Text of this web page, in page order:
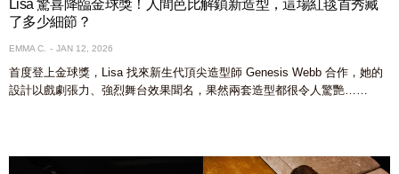
Lisa 驚喜降臨金球獎！人間芭比解鎖新造型，這場紅毯首秀藏
了多少細節？
EMMA C. JAN 12, 2026
首度登上金球獎，Lisa 找來新生代頂尖造型師 Genesis Webb 合作，她的
設計以戲劇張力、強烈舞台效果聞名，果然兩套造型都很令人驚艷……